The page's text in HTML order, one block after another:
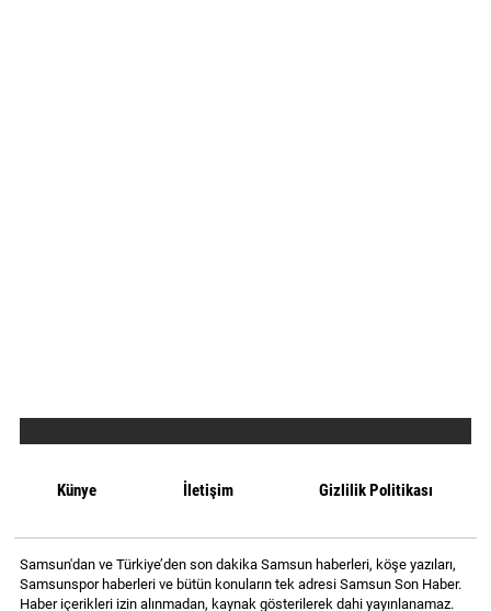
Künye İletişim Gizlilik Politikası
Samsun'dan ve Türkiye’den son dakika Samsun haberleri, köşe yazıları,
Samsunspor haberleri ve bütün konuların tek adresi Samsun Son Haber.
Haber içerikleri izin alınmadan, kaynak gösterilerek dahi yayınlanamaz.